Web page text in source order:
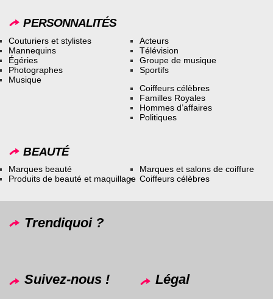
PERSONNALITÉS
Couturiers et stylistes
Mannequins
Égéries
Photographes
Musique
Acteurs
Télévision
Groupe de musique
Sportifs
Coiffeurs célèbres
Familles Royales
Hommes d’affaires
Politiques
BEAUTÉ
Marques beauté
Produits de beauté et maquillage
Marques et salons de coiffure
Coiffeurs célèbres
Trendiquoi ?
Suivez-nous ! Légal